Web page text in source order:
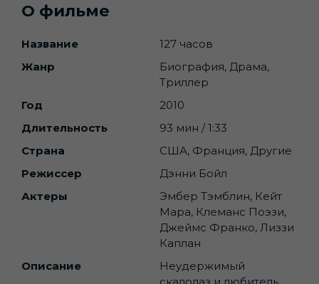
О фильме
Название
127 часов
Жанр
Биография, Драма,
Триллер
Год
2010
Длительность
93 мин / 1:33
Страна
США, Франция, Другие
Режиссер
Дэнни Бойл
Актеры
Эмбер Тэмблин, Кейт
Мара, Клеманс Поэзи,
Джеймс Франко, Лиззи
Каплан
Описание
Неудержимый